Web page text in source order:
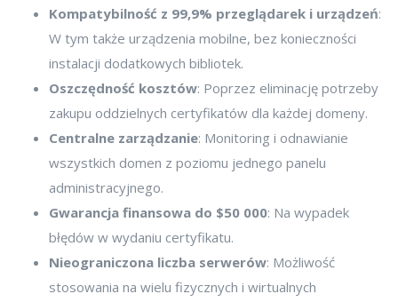
Kompatybilność z 99,9% przeglądarek i urządzeń:
W tym także urządzenia mobilne, bez konieczności
instalacji dodatkowych bibliotek.
Oszczędność kosztów: Poprzez eliminację potrzeby
zakupu oddzielnych certyfikatów dla każdej domeny.
Centralne zarządzanie: Monitoring i odnawianie
wszystkich domen z poziomu jednego panelu
administracyjnego.
Gwarancja finansowa do $50 000: Na wypadek
błędów w wydaniu certyfikatu.
Nieograniczona liczba serwerów: Możliwość
stosowania na wielu fizycznych i wirtualnych